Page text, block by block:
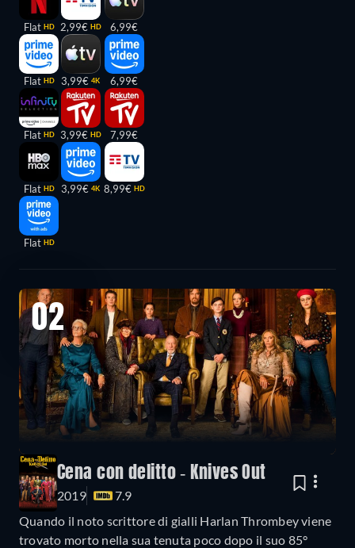
Flat HD
Flat HD
Flat HD
Flat HD
Flat HD
2,99€ HD
3,99€ 4K
3,99€ HD
3,99€ 4K
6,99€
6,99€
7,99€
8,99€ HD
02
Cena con delitto - Knives Out
2019
7.9
Quando il noto scrittore di gialli Harlan Thrombey viene
trovato morto nella sua tenuta poco dopo il suo 85°